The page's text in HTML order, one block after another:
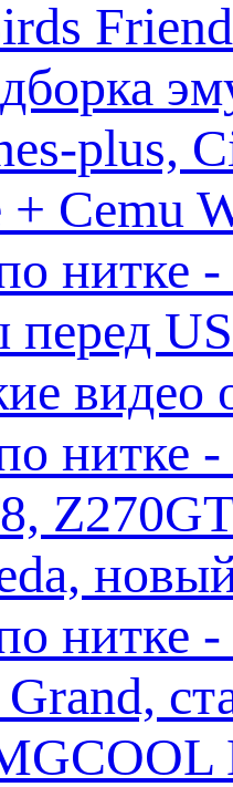
plus,
Cemu
нитке
нитке -
нитке -